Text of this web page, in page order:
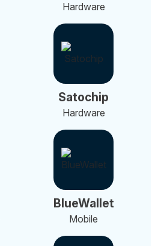
Hardware
Satochip
Hardware
BlueWallet
Mobile